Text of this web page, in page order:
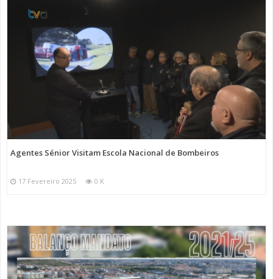
Agentes Sénior Visitam Escola Nacional de Bombeiros
17 Fevereiro 2025 0 K